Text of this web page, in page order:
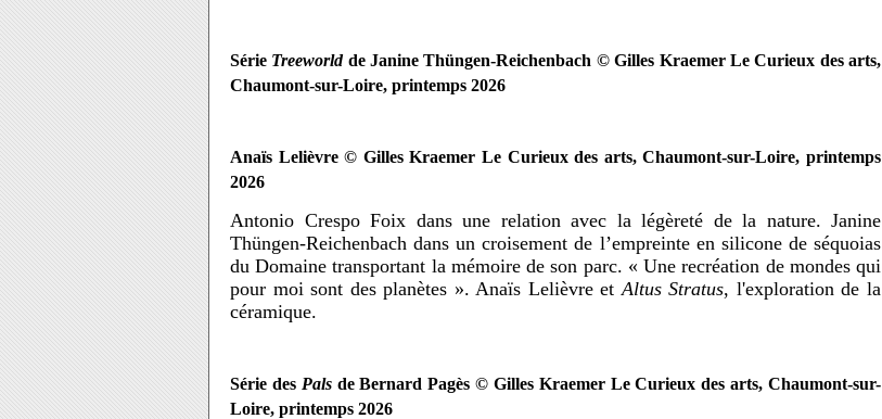
Série Treeworld de Janine Thüngen-Reichenbach © Gilles Kraemer Le Curieux des arts,
Chaumont-sur-Loire, printemps 2026
Anaïs Lelièvre © Gilles Kraemer Le Curieux des arts, Chaumont-sur-Loire, printemps
2026
Antonio Crespo Foix dans une relation avec la légèreté de la nature. Janine
Thüngen-Reichenbach dans un croisement de l’empreinte en silicone de séquoias
du Domaine transportant la mémoire de son parc. « Une recréation de mondes qui
pour moi sont des planètes ». Anaïs Lelièvre etAltus Stratus, l'exploration de la
céramique.
Série des Palsde Bernard Pagès © Gilles Kraemer Le Curieux des arts, Chaumont-sur-
Loire, printemps 2026